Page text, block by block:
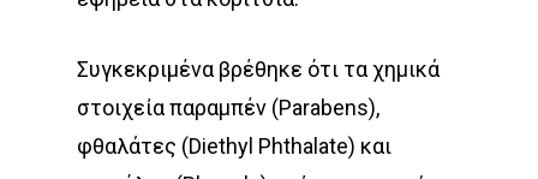
Συγκεκριμένα βρέθηκε ότι τα χημικά
στοιχεία παραμπέν (Parabens),
φθαλάτες (Diethyl Phthalate) και